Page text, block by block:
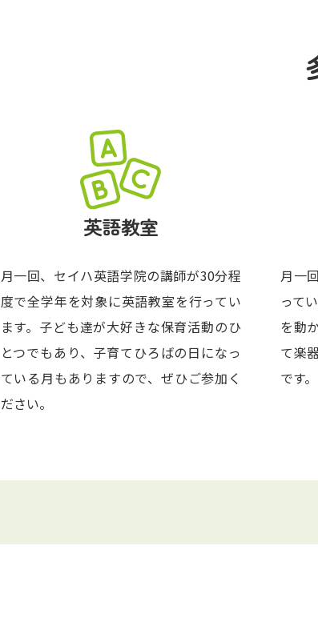
英語教室
月一回、セイハ英語学院の講師が30分程
度で全学年を対象に英語教室を行ってい
ます。子ども達が大好きな保育活動のひ
とつでもあり、子育てひろばの日になっ
ている月もありますので、ぜひご参加く
ださい。
月一
って
を動
て楽
です。